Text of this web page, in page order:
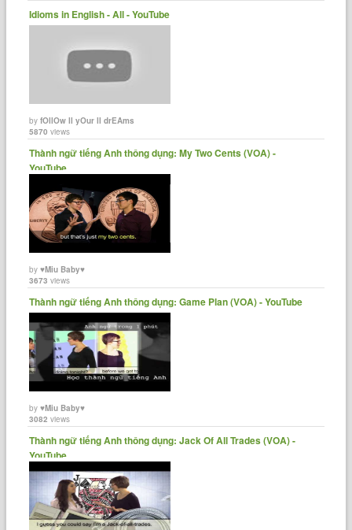
Idioms in English - All - YouTube
byfOllOw ll yOur ll drEAms
5870 views
Thành ngữ tiếng Anh thông dụng: My Two Cents (VOA) -
YouTube
by♥Miu Baby♥
3673 views
Thành ngữ tiếng Anh thông dụng: Game Plan (VOA) - YouTube
by♥Miu Baby♥
3082 views
Thành ngữ tiếng Anh thông dụng: Jack Of All Trades (VOA) -
YouTube